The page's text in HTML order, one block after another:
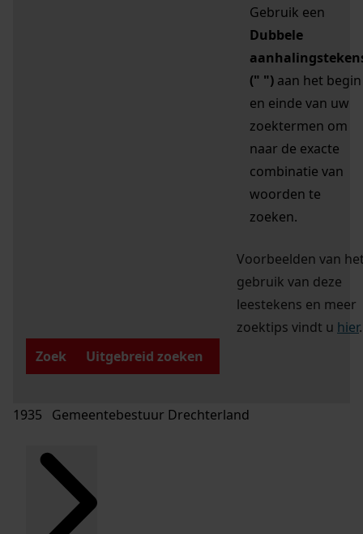
Gebruik een
Dubbele
(" ") aan het begin
en einde van uw
zoektermen om
naar de exacte
combinatie van
woorden te
zoeken.
Voorbeelden van
gebruik van deze
leestekens en meer
zoektips vindt u hier.
Zoek
Uitgebreid zoeken
1935 Gemeentebestuur Drechterland